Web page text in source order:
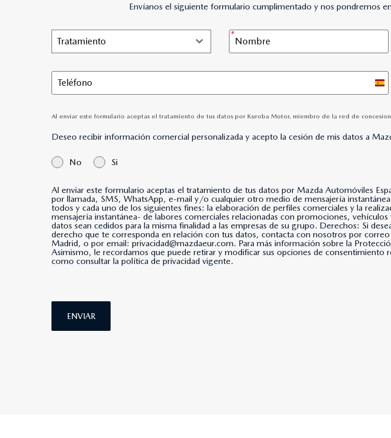
Envíanos el siguiente formulario cumplimentado y nos pondremos
Tratamiento
Spain
+34
Al enviar este formulario aceptas el tratamiento de tus datos por Kuroba Motor, miembro de la red de
Deseo recibir información comercial personalizada y acepto la cesión de mis datos a
No Si
Al enviar este formulario aceptas el tratamiento de tus datos por Mazda Automóviles
por llamada, SMS, WhatsApp, e-mail y/o cualquier otro medio de mensajería instantánea. *Al marcar esta casilla, aceptas que Mazda Automóviles España, S.A. use tus datos
todos y cada uno de los siguientes fines: la elaboración de perfiles comerciales y la
mensajería instantánea- de labores comerciales relacionadas con promociones,
datos sean cedidos para la misma finalidad a las empresas de su grupo. Derechos: Si
derecho que te corresponda en relación con tus datos, contacta con nosotros por
Madrid, o por email: privacidad@mazdaeur.com. Para más información sobre la
Asimismo, le recordamos que puede retirar y modificar sus opciones de
como consultar la política de privacidad vigente.
ENVIAR